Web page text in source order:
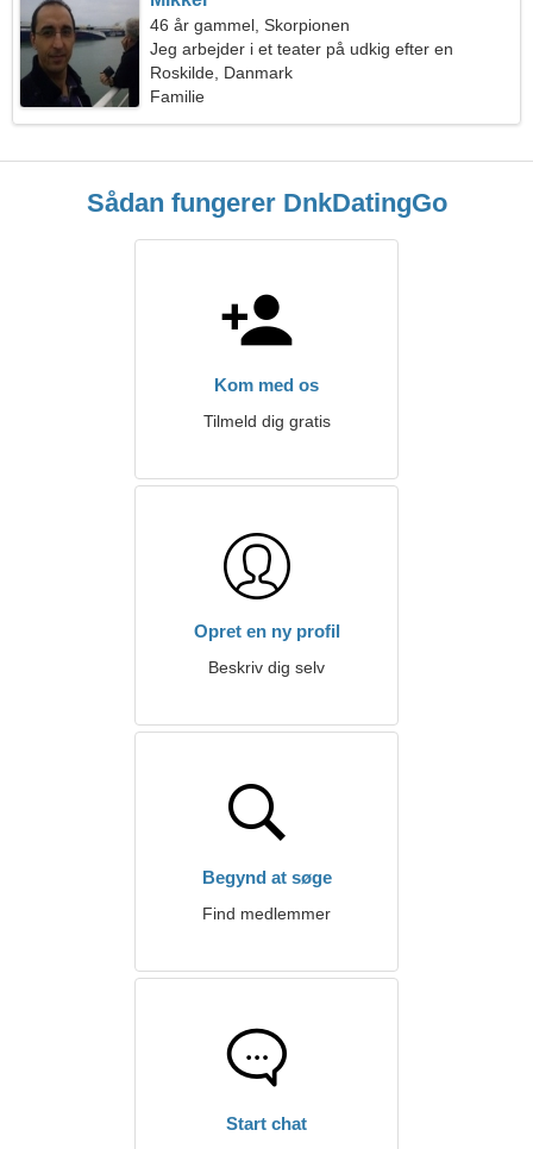
46 år gammel, Skorpionen
Jeg arbejder i et teater på udkig efter en
drømmende kvinde
Roskilde, Danmark
Familie
Sådan fungerer DnkDatingGo
Kom med os
Tilmeld dig gratis
Opret en ny profil
Beskriv dig selv
Begynd at søge
Find medlemmer
Start chat